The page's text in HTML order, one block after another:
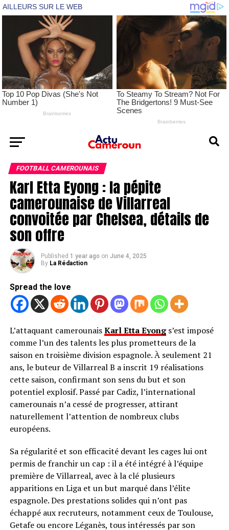
FOOTBALL CAMEROUNAIS
Karl Etta Eyong : la pépite
camerounaise de Villarreal
convoitée par Chelsea, détails de
son offre
Published 1 year ago on June 4, 2025
By La Rédaction
Spread the love
L’attaquant camerounaisKarl Etta Eyongs’est imposé
comme l’un des talents les plus prometteurs de la
saison en troisième division espagnole. À seulement 21
ans, le buteur de Villarreal B a inscrit 19 réalisations
cette saison, confirmant son sens du but et son
potentiel explosif. Passé par Cadiz, l’international
camerounais n’a cessé de progresser, attirant
naturellement l’attention de nombreux clubs
européens.
Sa régularité et son efficacité devant les cages lui ont
permis de franchir un cap : il a été intégré à l’équipe
première de Villarreal, avec à la clé plusieurs
apparitions en Liga et un but marqué dans l’élite
espagnole. Des prestations solides qui n’ont pas
échappé aux recruteurs, notamment ceux de Toulouse,
Getafe ou encore Léganès, tous intéressés par son